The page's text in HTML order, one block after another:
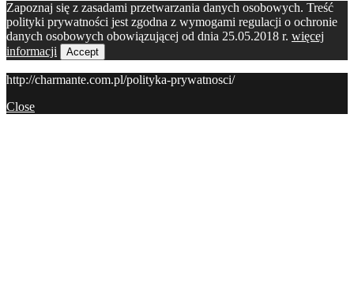
Zapoznaj się z zasadami przetwarzania danych osobowych. Treść
polityki prywatności jest zgodna z wymogami regulacji o ochronie
danych osobowych obowiązującej od dnia 25.05.2018 r. więcej
informacji
Accept
http://charmante.com.pl/polityka-prywatnosci/
Close